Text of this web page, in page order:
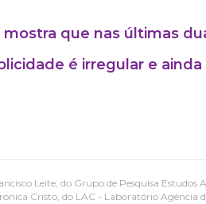
que nas últimas
é irregular e
Leite, do Grupo de Pesquisa
Cristo, do LAC - Laboratório Agência